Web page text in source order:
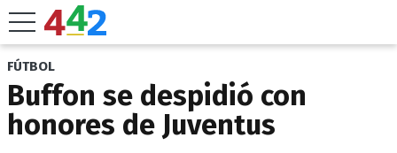
FÚTBOL
Buffon se despidió con
honores de Juventus